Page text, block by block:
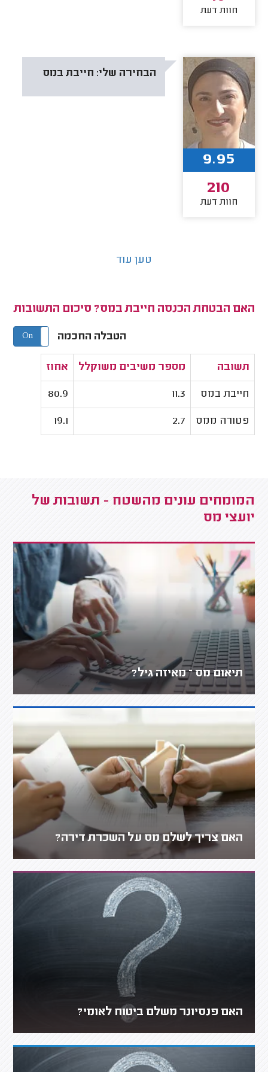
חוות דעת
הבחירה שלי: חייבת במס
9.95
210
חוות דעת
טען עוד
האם הבטחת הכנסה חייבת במס? סיכום התשובות
הטבלה החכמה On Off
תשובה מספר משיבים משוקלל אחוז
חייבת במס 11.3
80.9
פטורה ממס 2.7
19.1
המומחים עונים מהשטח - תשובות של
יועצי מס
תיאום מס – מאיזה גיל?
האם צריך לשלם מס על השכרת דירה?
האם פנסיונר משלם ביטוח לאומי?